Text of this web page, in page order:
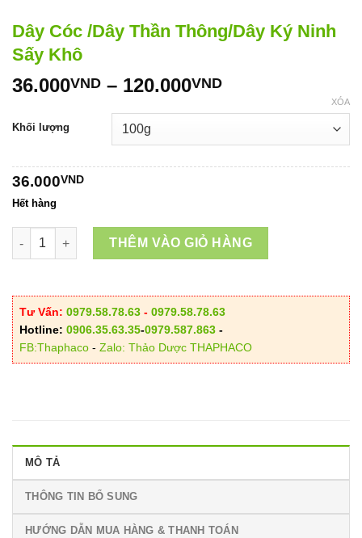
Dây Cóc /Dây Thần Thông/Dây Ký Ninh
Sấy Khô
36.000VND – 120.000VNDKhoảng
36.000VND
đến
Khối lượng
XÓA
36.000VND
Hết hàng
Dây Cóc /Dây Thần Thông/Dây Ký Ninh Sấy Khô số lượng
THÊM VÀO GIỎ HÀNG
Tư Vấn: 0979.58.78.63 - 0979.58.78.63
Hotline: 0906.35.63.35-0979.587.863 -
FB:Thaphaco - Zalo: Thảo Dược THAPHACO
MÔ TẢ
THÔNG TIN BỔ SUNG
HƯỚNG DẪN MUA HÀNG & THANH TOÁN